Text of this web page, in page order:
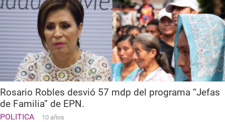
Rosario Robles desvió 57 mdp del programa “Jefas
de Familia” de EPN.
POLITICA 10 años